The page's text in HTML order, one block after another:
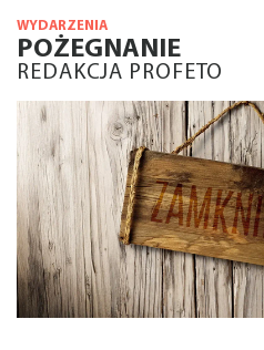
WYDARZENIA
POŻEGNANIE
REDAKCJA PROFETO